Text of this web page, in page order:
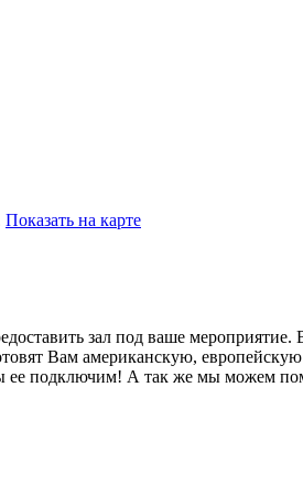
Показать на карте
зал под ваше
Вам американскую,
ее подключим! А так же мы можем